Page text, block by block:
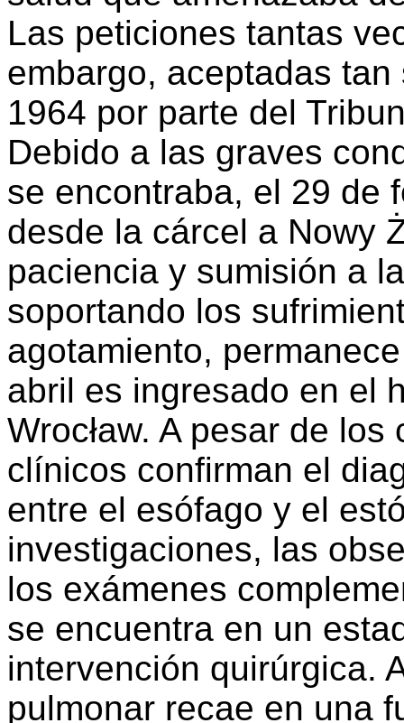
Las peticiones tantas
embargo, aceptadas
1964 por parte del
Debido a las graves
se encontraba, el 29 de
desde la cárcel a Nowy
paciencia y sumisión a
soportando los
agotamiento,
abril es ingresado en el
Wrocław. A pesar de
clínicos confirman el
entre el esófago y el
investigaciones, las
los exámenes
se encuentra en un
intervención quirúrgica.
pulmonar recae en una